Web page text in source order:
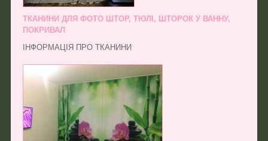
ТКАНИНИ ДЛЯ ФОТО ШТОР, ТЮЛІ, ШТОРОК У ВАННУ,
ПОКРИВАЛ
ІНФОРМАЦІЯ ПРО ТКАНИНИ